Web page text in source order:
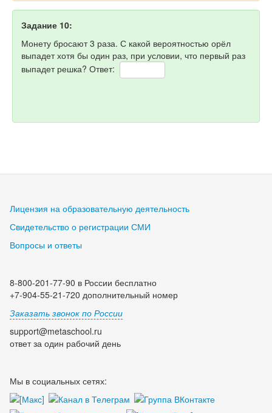
Задание 10:
Монету бросают 3 раза. С какой вероятностью орёл
выпадет хотя бы один раз, при условии, что первый раз
выпадет решка? Ответ:
Лицензия на образовательную деятельность
Свидетельство о регистрации СМИ
Вопросы и ответы
8-800-201-77-90 в России бесплатно
+7-904-55-21-720 дополнительный номер
Заказать звонок по России
support@metaschool.ru
ответ за один рабочий день
Мы в социальных сетях: